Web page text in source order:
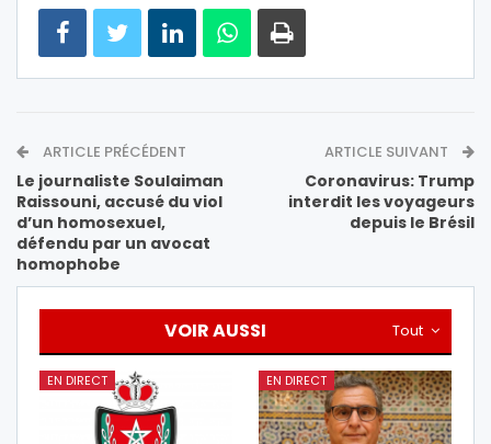
ARTICLE PRÉCÉDENT
Le journaliste Soulaiman
Raissouni, accusé du viol
d’un homosexuel,
défendu par un avocat
homophobe
ARTICLE SUIVANT
Coronavirus: Trump
interdit les voyageurs
depuis le Brésil
Tout
VOIR AUSSI
EN DIRECT EN DIRECT